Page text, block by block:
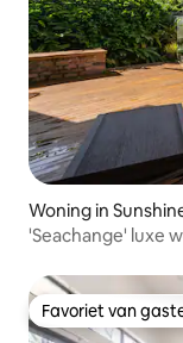
Woning in
'Seachange' luxe
Favoriet van
Favoriet van